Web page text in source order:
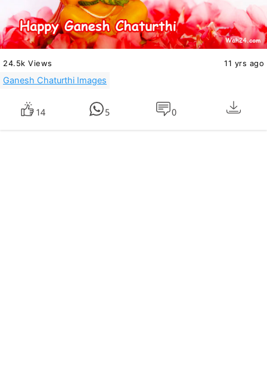
24.5k Views 11 yrs ago
Ganesh Chaturthi Images
14 5 0